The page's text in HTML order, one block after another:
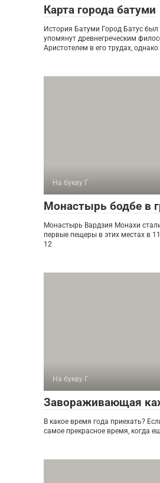
Карта города батуми
История Батуми Город Батус
упомянут древнегреческим
Аристотелем в его трудах, однако
На букву Г
Монастырь бодбе в
Монастырь Вардзия Монахи
первые пещеры в этих местах в
12
На букву Г
Завораживающая
В какое время года приехать?
самое прекрасное время, когда